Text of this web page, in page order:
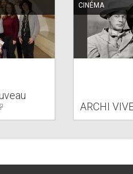
CINÉMA
ARCHI